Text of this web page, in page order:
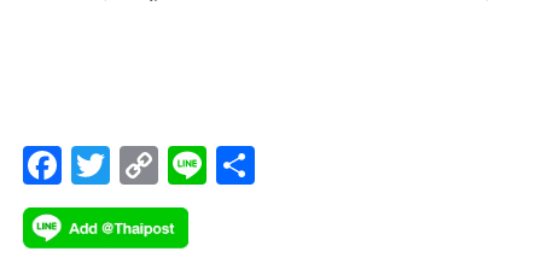
F
ac
e
T
wi
tt
C
o
p
Li